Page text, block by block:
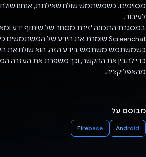
לעיבוד.
במסגרת התכונה 'זירת מסחר של שיתוף ידע
כדי להבין את ההקשר, וכך משפרת את העזרה
מהאפליקציה.
מבוסס על
Android
Firebase